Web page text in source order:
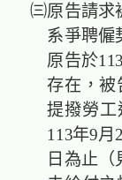
㈢原告請求
系爭聘僱契
原告於
存在，被
提撥勞
113年9
日為止